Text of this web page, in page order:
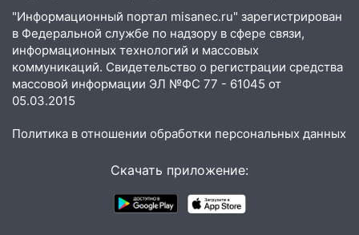
11:00 В Канадее горел жилой дом
10:18 Губернатор Ульяновской области:
уничтожено четыре беспилотника в
регионе
10:00 В Ульяновске дотла сгорел
легковой автомобиль
наркодилеров, снабжавших две области
Вынесли приговор дебоширам,
"Информационный портал misanec.ru" зарегистрирован
в Федеральной службе по надзору в сфере связи,
информационных технологий и массовых
коммуникаций. Свидетельство о регистрации средства
массовой информации ЭЛ №ФС 77 - 61045 от
05.03.2015
Политика в отношении обработки персональных данных
Скачать приложение: